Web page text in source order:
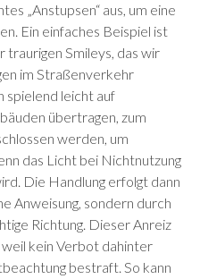
„Anstupsen“ aus, um eine
Ein einfaches Beispiel ist
traurigen Smileys, das wir
im Straßenverkehr
spielend leicht auf
übertragen, zum
werden, um
das Licht bei Nichtnutzung
Die Handlung erfolgt dann
Anweisung, sondern durch
Richtung. Dieser Anreiz
kein Verbot dahinter
bestraft. So kann